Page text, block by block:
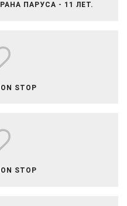
ПАРУСА - 11 ЛЕТ.
STOP
STOP